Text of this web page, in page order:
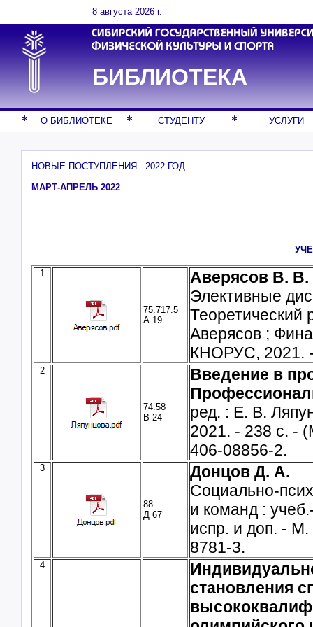
8 августа 2026 г.
БИБЛИОТЕКА
О БИБЛИОТЕКЕ СТУДЕНТУ УСЛУГИ
НОВЫЕ ПОСТУПЛЕНИЯ - 2022 ГОД
МАРТ-АПРЕЛЬ 2022
1
75.717.5
А 19
Аверясов В. В.
Элективные
Теоретический
Аверясов ;
КНОРУС, 2021. -
2
74.58
В 24
Введение в
ред. : Е. В.
2021. - 238 с. -
406-08856-2.
3
88
Д 67
Донцов Д. А.
Социально-
и команд :
испр. и доп. -
8781-3.
4
становления